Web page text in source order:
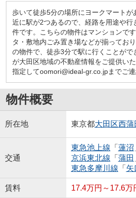
歩いて徒歩5分の場所にヨークマートが
近に駅が2つあるので、経路を用途や行
件です。こちらの物件はマンションで
タ・敷地内ごみ置き場などが揃ってお
の物件で、徒歩3分で駅に行くことがで
が大田区地域の不動産情報をご提供い
指定してoomori@ideal-gr.co.jpまでご連
物件概要
所在地 東京都大田区西蒲
交通
東急池上線 「 蓮沼
京浜東北線 「 蒲田
東急多摩川線 「 矢
賃料 17.4万円～17.6万